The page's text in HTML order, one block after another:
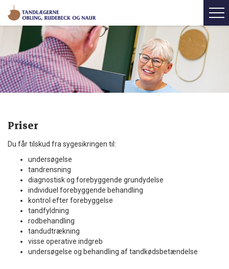
Priser
Du får tilskud fra sygesikringen til:
undersøgelse
tandrensning
diagnostisk og forebyggende grundydelse
individuel forebyggende behandling
kontrol efter forebyggelse
tandfyldning
rodbehandling
tandudtrækning
visse operative indgreb
undersøgelse og behandling af tandkødsbetændelse